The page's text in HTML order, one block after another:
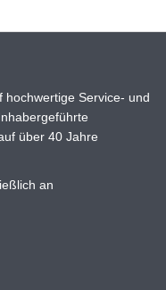
hochwertige Service- und
über 40 Jahre
an